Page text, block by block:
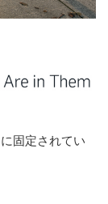
固定されてい